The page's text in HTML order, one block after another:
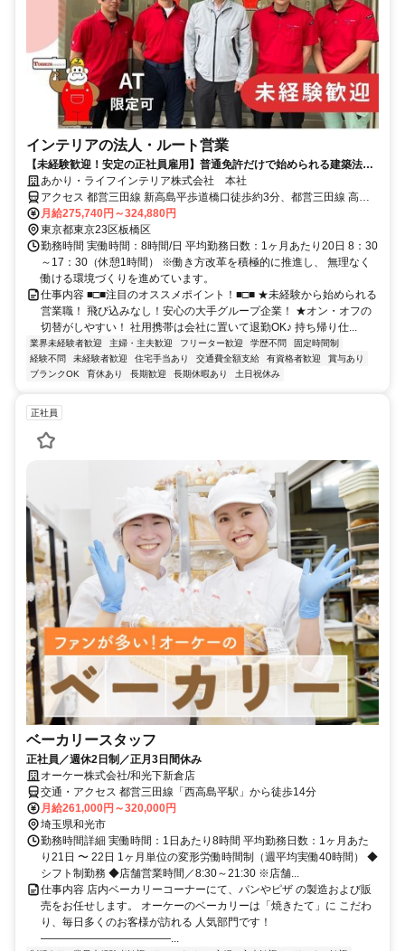
インテリアの法人・ルート営業
【未経験歓迎！安定の正社員雇用】普通免許だけで始められる建築法人
のルート営業！＜年間休日127日◎＞
あかり・ライフインテリア株式会社 本社
アクセス 都営三田線 新高島平歩道橋口徒歩約3分、都営三田線 高島
平西口徒歩約5分、都営三田線 西高島平南口徒歩約14分
月給275,740円～324,880円
東京都東京23区板橋区
勤務時間 実働時間：8時間/日 平均勤務日数：1ヶ月あたり20日 8：30
～17：30（休憩1時間） ※働き方改革を積極的に推進し、 無理なく
働ける環境づくりを進めています。
仕事内容 ■□■注目のオススメポイント！■□■ ★未経験から始められる
営業職！ 飛び込みなし！安心の大手グループ企業！ ★オン・オフの
切替がしやすい！ 社用携帯は会社に置いて退勤OK♪ 持ち帰り仕...
業界未経験者歓迎 主婦・主夫歓迎 フリーター歓迎 学歴不問
固定時間制
経験不問
未経験者歓迎 住宅手当あり 交通費全額支給 有資格者歓迎
賞与あり
ブランクOK
育休あり 長期歓迎 長期休暇あり 土日祝休み
正社員
ベーカリースタッフ
正社員／週休2日制／正月3日間休み
オーケー株式会社/和光下新倉店
交通・アクセス 都営三田線「西高島平駅」から徒歩14分
月給261,000円～320,000円
埼玉県和光市
勤務時間詳細 実働時間：1日あたり8時間 平均勤務日数：1ヶ月あた
り21日 〜 22日 1ヶ月単位の変形労働時間制（週平均実働40時間） ◆
シフト制勤務 ◆店舗営業時間／8:30～21:30 ※店舗...
仕事内容 店内ベーカリーコーナーにて、パンやピザ の製造および販
売をお任せします。 オーケーのベーカリーは「焼きたて」に こだわ
り、毎日多くのお客様が訪れる 人気部門です！
――――――――――――...